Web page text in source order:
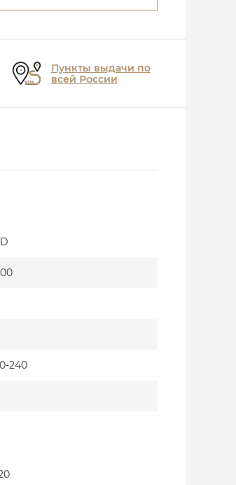
Пункты выдачи по
всей России
240